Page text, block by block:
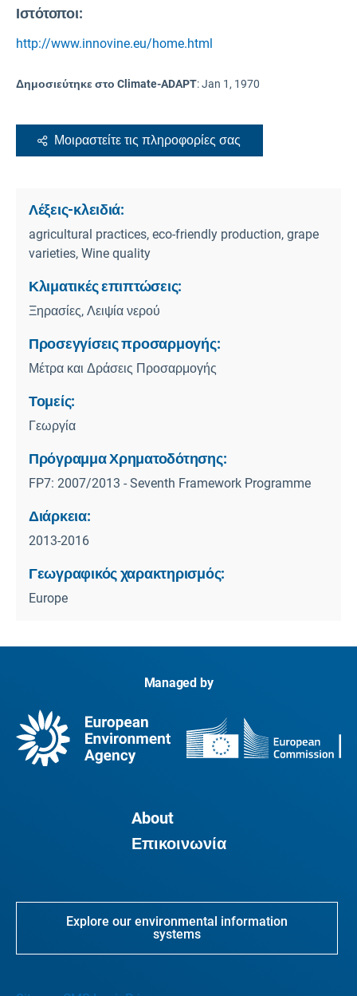
Ιστότοποι:
http://www.innovine.eu/home.html
Δημοσιεύτηκε στο Climate-ADAPT:Jan 1, 1970
Μοιραστείτε τις πληροφορίες σας
Λέξεις-κλειδιά:
agricultural practices, eco-friendly production, grape
varieties, Wine quality
Κλιματικές επιπτώσεις:
Ξηρασίες, Λειψία νερού
Προσεγγίσεις προσαρμογής:
Μέτρα και Δράσεις Προσαρμογής
Τομείς:
Γεωργία
Πρόγραμμα Χρηματοδότησης:
FP7: 2007/2013 - Seventh Framework Programme
Διάρκεια:
2013-2016
Γεωγραφικός χαρακτηρισμός:
Europe
Managed by
About
Επικοινωνία
Explore our environmental information
systems